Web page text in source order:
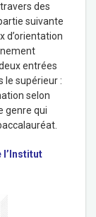
des
suivante
d’orientation
entrées
le supérieur :
selon
genre qui
l’Institut